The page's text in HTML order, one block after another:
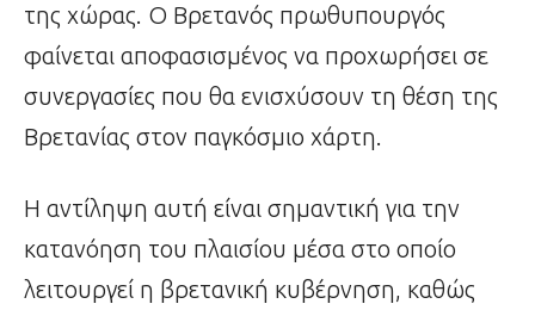
της χώρας. Ο Βρετανός πρωθυπουργός
φαίνεται αποφασισμένος να προχωρήσει σε
συνεργασίες που θα ενισχύσουν τη θέση της
Βρετανίας στον παγκόσμιο χάρτη.
Η αντίληψη αυτή είναι σημαντική για την
κατανόηση του πλαισίου μέσα στο οποίο
λειτουργεί η βρετανική κυβέρνηση, καθώς